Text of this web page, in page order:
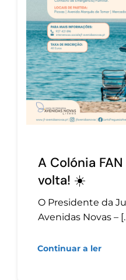
A Colónia
volta! ☀️
O Presidente da
Avenidas Novas –
Continuar a ler